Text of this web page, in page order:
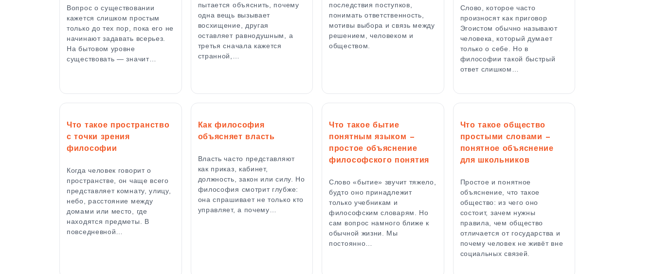
Вопрос о существовании
кажется слишком простым
только до тех пор, пока его не
начинают задавать всерьез.
На бытовом уровне
существовать — значит…
пытается объяснить, почему
одна вещь вызывает
восхищение, другая
оставляет равнодушным, а
третья сначала кажется
странной,…
последствия поступков,
понимать ответственность,
мотивы выбора и связь между
решением, человеком и
обществом.
Слово, которое часто
произносят как приговор
Эгоистом обычно называют
человека, который думает
только о себе. Но в
философии такой быстрый
ответ слишком…
Что такое пространство
с точки зрения
философии
Когда человек говорит о
пространстве, он чаще всего
представляет комнату, улицу,
небо, расстояние между
домами или место, где
находятся предметы. В
повседневной…
Как философия
объясняет власть
Власть часто представляют
как приказ, кабинет,
должность, закон или силу. Но
философия смотрит глубже:
она спрашивает не только кто
управляет, а почему…
Что такое бытие
понятным языком —
простое объяснение
философского понятия
Слово «бытие» звучит тяжело,
будто оно принадлежит
только учебникам и
философским словарям. Но
сам вопрос намного ближе к
обычной жизни. Мы
постоянно…
Что такое общество
простыми словами —
понятное объяснение
для школьников
Простое и понятное
объяснение, что такое
общество: из чего оно
состоит, зачем нужны
правила, чем общество
отличается от государства и
почему человек не живёт вне
социальных связей.